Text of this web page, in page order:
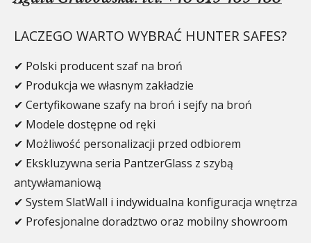
LACZEGO WARTO WYBRAĆ HUNTER SAFES?
✔ Polski producent szaf na broń
✔ Produkcja we własnym zakładzie
✔ Certyfikowane szafy na broń i sejfy na broń
✔ Modele dostępne od ręki
✔ Możliwość personalizacji przed odbiorem
✔ Ekskluzywna seria PantzerGlass z szybą
antywłamaniową
✔ System SlatWall i indywidualna konfiguracja wnętrza
✔ Profesjonalne doradztwo oraz mobilny showroom